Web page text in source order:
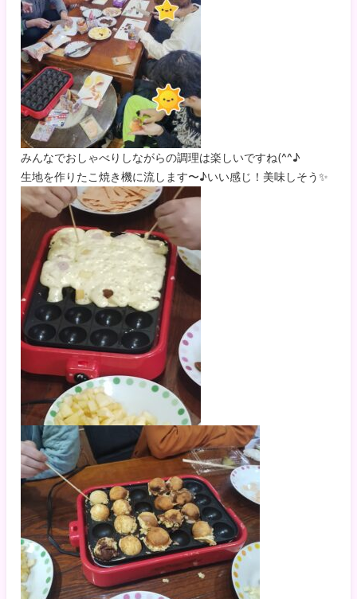
みんなでおしゃべりしながらの調理は楽しいですね(^^♪
生地を作りたこ焼き機に流します〜♪いい感じ！美味しそう✨